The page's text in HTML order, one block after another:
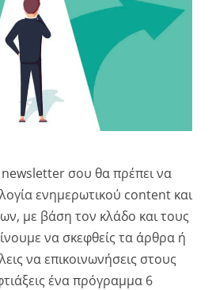
σου θα πρέπει να
ενημερωτικού content και
με βάση τον κλάδο και τους
να σκεφθείς τα άρθρα ή
να επικοινωνήσεις στους
ένα πρόγραμμα 6